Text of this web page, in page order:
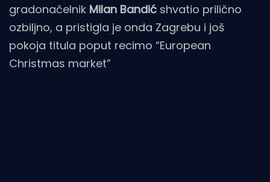
gradonačelnik Milan Bandić shvatio prilično
ozbiljno, a pristigla je onda Zagrebu i još
pokoja titula poput recimo “European
Christmas market”